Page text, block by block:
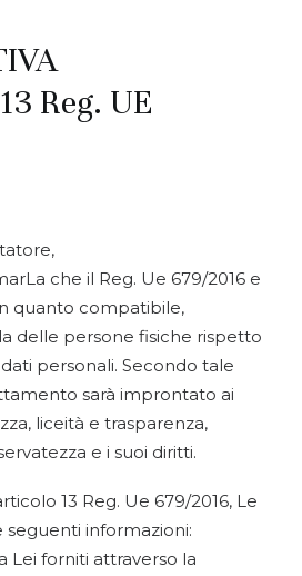
Reg. UE
che il Reg. Ue 679/2016 e
quanto compatibile,
delle persone fisiche rispetto
personali. Secondo tale
sarà improntato ai
liceità e trasparenza,
e i suoi diritti.
13 Reg. Ue 679/2016, Le
seguenti informazioni:
Lei forniti attraverso la